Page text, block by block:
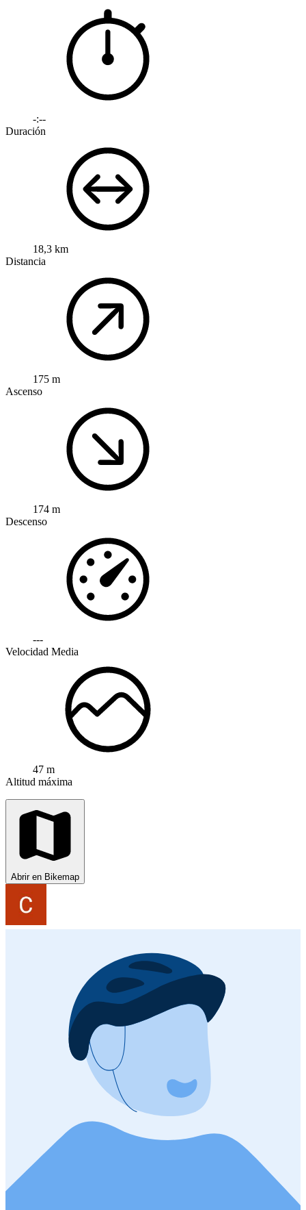
-:--
Duración
18,3 km
Distancia
175 m
Ascenso
174 m
Descenso
---
Velocidad Media
47 m
Altitud máxima
Abrir en Bikemap